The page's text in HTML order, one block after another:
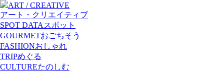
ART / CREATIVE
アート・クリエイティブ
SPOT DATA スポット
GOURMETおごちそう
FASHIONおしゃれ
TRIPめぐる
CULTUREたのしむ